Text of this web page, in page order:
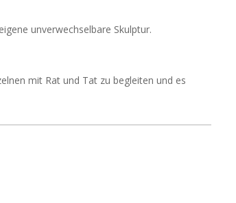
unverwechselbare Skulptur.
mit Rat und Tat zu begleiten und es